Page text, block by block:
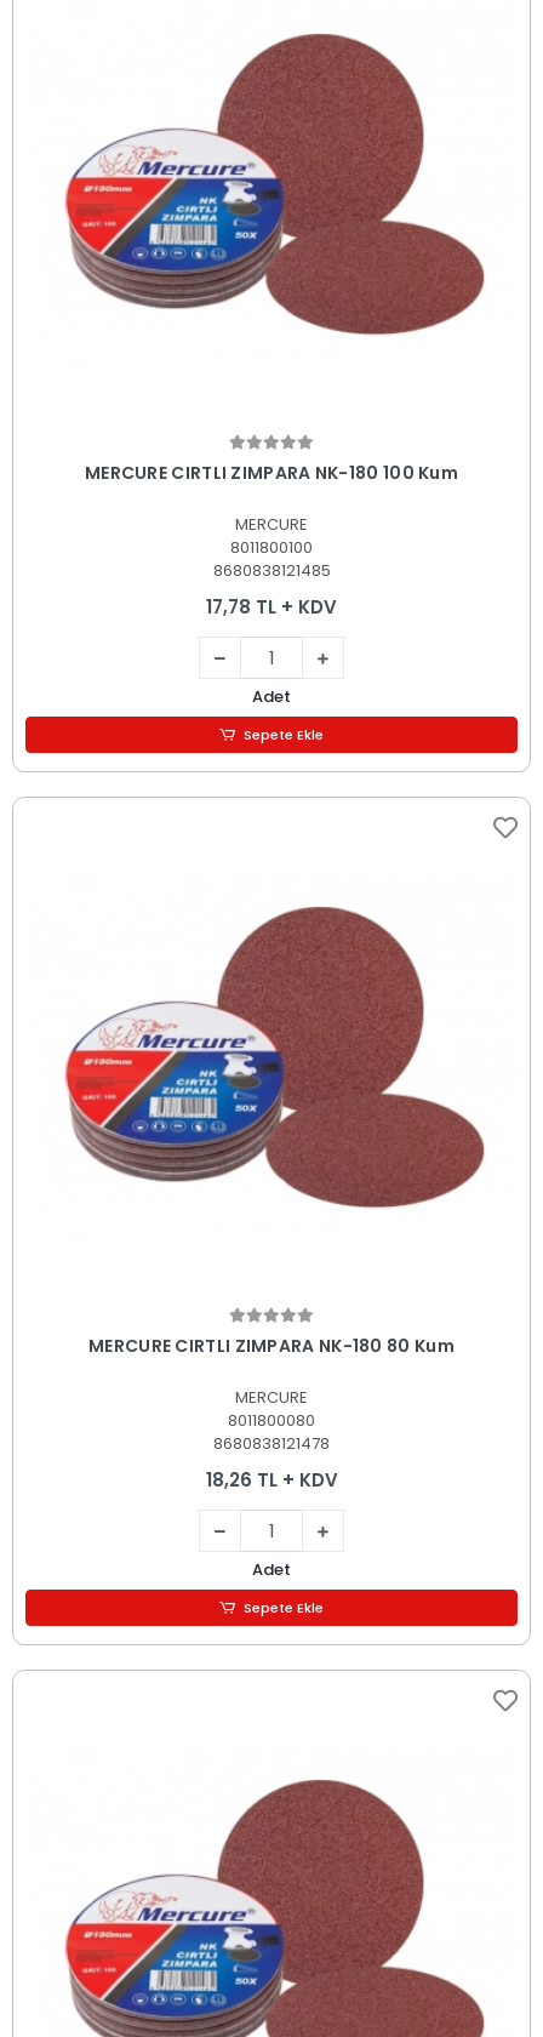
Sepete Ekle
MERCURE CIRTLI ZIMPARA NK-180 100 Kum
MERCURE
8011800100
8680838121485
17,78 TL + KDV
Adet
Sepete Ekle
Sepete Ekle
MERCURE CIRTLI ZIMPARA NK-180 80 Kum
MERCURE
8011800080
8680838121478
18,26 TL + KDV
Adet
Sepete Ekle